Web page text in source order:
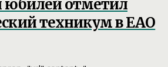
юбилей отметил
техникум в ЕАО